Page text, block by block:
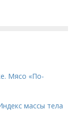
Мясо «По-
массы тела